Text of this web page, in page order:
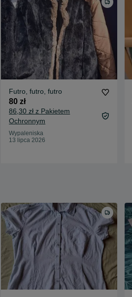
Futro, futro, futro
80 zł
86,30 zł z Pakietem
Ochronnym
Wypaleniska
13 lipca 2026